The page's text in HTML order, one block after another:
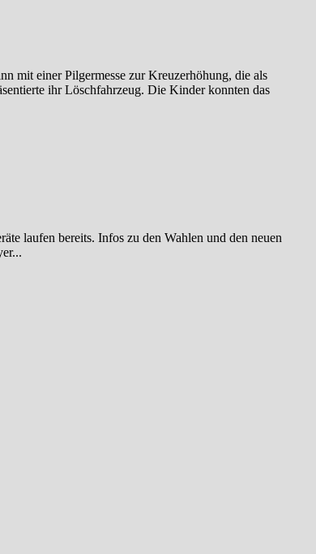
mit einer Pilgermesse zur Kreuzerhöhung, die als
ihr Löschfahrzeug. Die Kinder konnten das
laufen bereits. Infos zu den Wahlen und den neuen